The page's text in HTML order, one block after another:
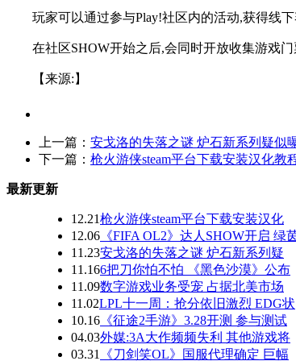
玩家可以通过参与Play!社区内的活动,获得线下
在社区SHOW开始之后,会同时开放收集游戏
【来源:】
上一篇： 安戈洛的失落之谜 炉石新系列疑似
下一篇： 枪火游侠steam平台下载安装汉化教
最新更新
12.21枪火游侠steam平台下载安装汉化
12.06 《FIFA OL2》达人SHOW开启 绿
11.23安戈洛的失落之谜 炉石新系列疑
11.166把刀你怕不怕 《黑色沙漠》公布
11.09数字游戏业务受宠 占据北美市场
11.02LPL十一周：抢分依旧激烈 EDG状
10.16 《征途2手游》3.28开测 参与测试
04.03外媒:3A大作频频失利 其他游戏将
03.31
《刀剑笑OL》国服代理确定 巨幅